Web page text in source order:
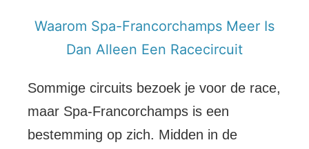
Waarom Spa-Francorchamps Meer Is
Dan Alleen Een Racecircuit
Sommige circuits bezoek je voor de race,
maar Spa-Francorchamps is een
bestemming op zich. Midden in de